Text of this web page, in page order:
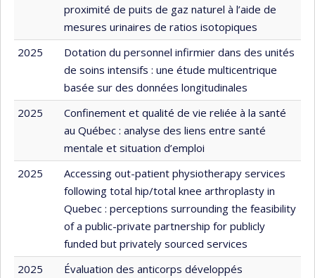
proximité de puits de gaz naturel à l’aide de
mesures urinaires de ratios isotopiques
2025
Dotation du personnel infirmier dans des unités
de soins intensifs : une étude multicentrique
basée sur des données longitudinales
2025
Confinement et qualité de vie reliée à la santé
au Québec : analyse des liens entre santé
mentale et situation d’emploi
2025
Accessing out-patient physiotherapy services
following total hip/total knee arthroplasty in
Quebec : perceptions surrounding the feasibility
of a public-private partnership for publicly
funded but privately sourced services
2025
Évaluation des anticorps développés